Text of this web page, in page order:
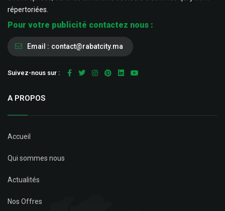
répertoriées.
Pour votre publicité contactez nous :
Email : contact@rabatcity.ma
Suivez-nous sur :
A PROPOS
Accueil
Qui sommes nous
Actualités
Nos Offres